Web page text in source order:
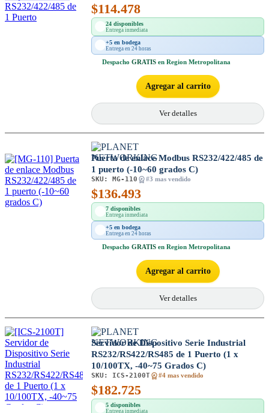
$114.478
24 disponibles
Entrega inmediata
+5 en bodega
Entrega en 24 horas
Despacho GRATIS en Region Metropolitana
Agregar al carrito
Ver detalles
Puerta de enlace Modbus RS232/422/485 de
1 puerto (-10~60 grados C)
SKU: MG-110 #3 mas vendido
$136.493
7 disponibles
Entrega inmediata
+5 en bodega
Entrega en 24 horas
Despacho GRATIS en Region Metropolitana
Agregar al carrito
Ver detalles
Servidor de Dispositivo Serie Industrial
RS232/RS422/RS485 de 1 Puerto (1 x
10/100TX, -40~75 Grados C)
SKU: ICS-2100T #4 mas vendido
$182.725
5 disponibles
Entrega inmediata